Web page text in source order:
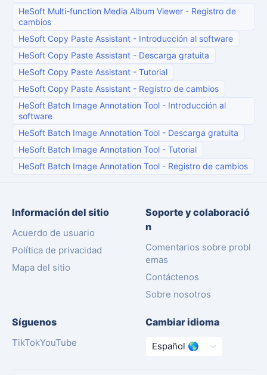
HeSoft Multi-function Media Album Viewer - Registro de
cambios
HeSoft Copy Paste Assistant - Introducción al software
HeSoft Copy Paste Assistant - Descarga gratuita
HeSoft Copy Paste Assistant - Tutorial
HeSoft Copy Paste Assistant - Registro de cambios
HeSoft Batch Image Annotation Tool - Introducción al
software
HeSoft Batch Image Annotation Tool - Descarga gratuita
HeSoft Batch Image Annotation Tool - Tutorial
HeSoft Batch Image Annotation Tool - Registro de cambios
Información del sitio
Acuerdo de usuario
Política de privacidad
Mapa del sitio
Soporte y colaboració
n
Comentarios sobre probl
emas
Contáctenos
Sobre nosotros
Síguenos
TikTokYouTube
Cambiar idioma